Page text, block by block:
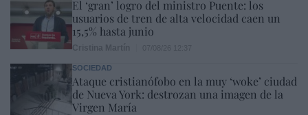
El ‘gran’ logro del ministro Puente: los
usuarios de tren de alta velocidad caen un
15,5% hasta junio
SOCIEDAD
Ataque cristianófobo en la muy ‘woke’ ciudad
de Nueva York: destrozan una imagen de la
Virgen María